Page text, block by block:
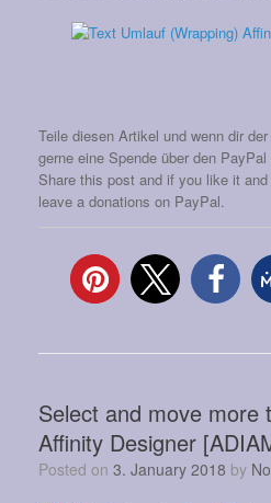
Teile diesen Artikel und wenn dir
gerne eine Spende über den PayPal
Share this post and if you like it
leave a donations on PayPal.
Select and move more
Affinity Designer
Posted on 3. January 2018 by